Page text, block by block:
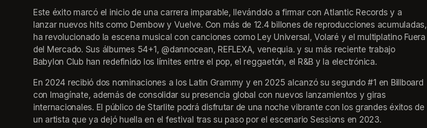
Este éxito marcó el inicio de una carrera imparable, llevándolo a firmar con Atlantic Records y a
lanzar nuevos hits como Dembow y Vuelve. Con más de 12.4 billones de reproducciones acumuladas,
ha revolucionado la escena musical con canciones como Ley Universal, Volaré y el multiplatino Fuera
del Mercado. Sus álbumes 54+1, @dannocean, REFLEXA, venequia. y su más reciente trabajo
Babylon Club han redefinido los límites entre el pop, el reggaetón, el R&B y la electrónica.
En 2024 recibió dos nominaciones a los Latin Grammy y en 2025 alcanzó su segundo #1 en Billboard
con Imagínate, además de consolidar su presencia global con nuevos lanzamientos y giras
internacionales. El público de Starlite podrá disfrutar de una noche vibrante con los grandes éxitos de
un artista que ya dejó huella en el festival tras su paso por el escenario Sessions en 2023.